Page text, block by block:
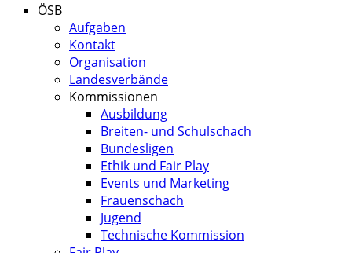
ÖSB
Aufgaben
Kontakt
Organisation
Landesverbände
Kommissionen
Ausbildung
Breiten- und Schulschach
Bundesligen
Ethik und Fair Play
Events und Marketing
Frauenschach
Jugend
Technische Kommission